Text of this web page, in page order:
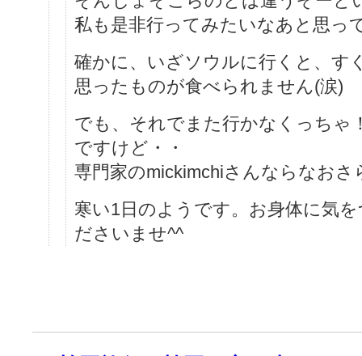
私も是非行ってみたいなあと思っ
確かに、いざソウルに行くと、す
思ったものが食べられません(涙)
でも、それでまた行かなくっちゃ
ですけど・・
専門家のmickimchiさんならなおさ
寒い1日のようです。お身体に気
ださいませ^^